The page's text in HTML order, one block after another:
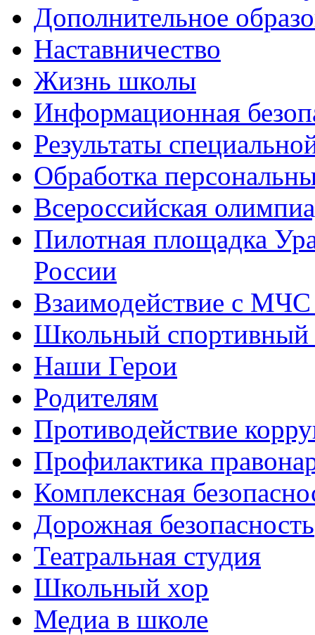
Дополнительное
Наставничество
Жизнь школы
Информационная
Результаты
Обработка
Всероссийская
Пилотная площадка
России
Взаимодействие с
Школьный
Наши Герои
Родителям
Противодействие
Профилактика
Комплексная
Дорожная безопасность
Театральная студия
Школьный хор
Медиа в школе